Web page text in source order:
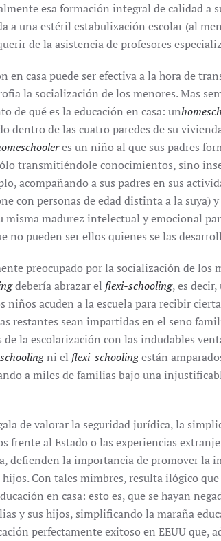
esa formación integral de calidad a
a una estéril estabulización escolar (al
de la asistencia de profesores
en casa puede ser efectiva a la hora de
la socialización de los menores. Mas
de qué es la educación en casa: un
dentro de las cuatro paredes de su
es un niño al que sus padres
transmitiéndole conocimientos, sino
acompañando a sus padres en sus
con personas de edad distinta a la suya)
misma madurez intelectual y emocional
no pueden ser ellos quienes se las
preocupado por la socialización de los
debería abrazar el flexi-schooling, es
niños acuden a la escuela para recibir
restantes sean impartidas en el seno
la escolarización con las indudables
ni el flexi-schoolingestán
a miles de familias bajo una
de valorar la seguridad jurídica, la
frente al Estado o las experiencias
defienden la importancia de promover la
Con tales mimbres, resulta ilógico que
en casa: esto es, que se hayan
y sus hijos, simplificando la maraña
perfectamente exitoso en EEUU que,